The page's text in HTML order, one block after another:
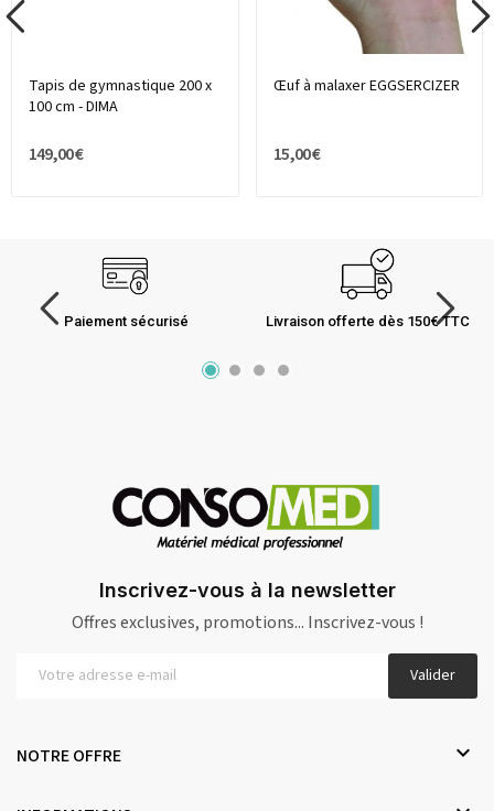
Tapis de gymnastique 200 x
100 cm - DIMA
149,00 €
Œuf à malaxer EGGSERCIZER
15,00 €
Paiement sécurisé Livraison offerte dès 150€ TTC
Inscrivez-vous à la newsletter
Offres exclusives, promotions... Inscrivez-vous !
Valider
NOTRE OFFRE 